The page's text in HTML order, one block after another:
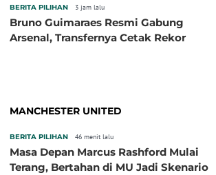
BERITA PILIHAN 3 jam lalu
Bruno Guimaraes Resmi Gabung
Arsenal, Transfernya Cetak Rekor
MANCHESTER UNITED
BERITA PILIHAN 46 menit lalu
Masa Depan Marcus Rashford Mulai
Terang, Bertahan di MU Jadi Skenario